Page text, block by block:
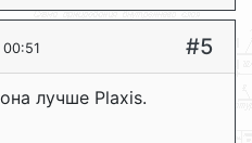
#5
лучше Plaxis.